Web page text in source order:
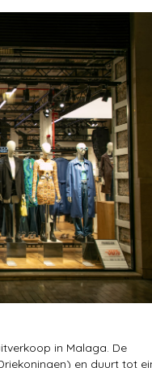
in Malaga. De
en duurt tot